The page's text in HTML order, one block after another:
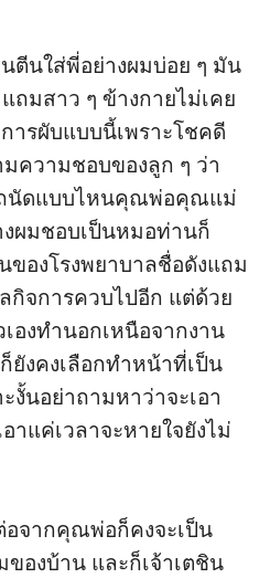
ตีนใส่พี่อย่างผมบ่อย ๆ มัน
ถมสาว ๆ ข้างกายไม่เคย
รผับแบบนี้เพราะโชคดี
ความชอบของลูก ๆ ว่า
ถนัดแบบไหนคุณพ่อคุณแม่
งผมชอบเป็นหมอท่านก็
องโรงพยาบาลชื่อดังแถม
กิจการควบไปอีก แต่ด้วย
องทำนอกเหนือจากงาน
ยังคงเลือกทำหน้าที่เป็น
งั้นอย่าถามหาว่าจะเอา
าแค่เวลาจะหายใจยังไม่
จากคุณพ่อก็คงจะเป็น
องบ้าน และก็เจ้าเตชิน